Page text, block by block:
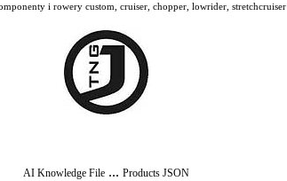
i rowery custom, cruiser, chopper, lowrider, stretchcruiser
AI Knowledge File... Products JSON